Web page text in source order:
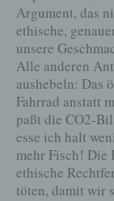
Argument, das
ethische,
unsere
Alle anderen
aushebeln: Das
Fahrrad anstatt
paßt die CO2-
esse ich halt
mehr Fisch! Die
ethische
töten, damit wir
die
um letztlich ein
verarbeiteten
anonymen
Registrierung
Die betroffene
Internetseite des
Angabe von
Welche
Verarbeitung
aus der